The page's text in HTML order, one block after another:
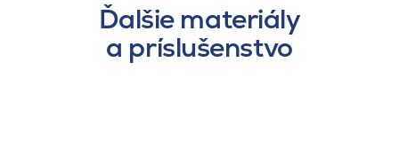
Ďalšie materiály
a príslušenstvo